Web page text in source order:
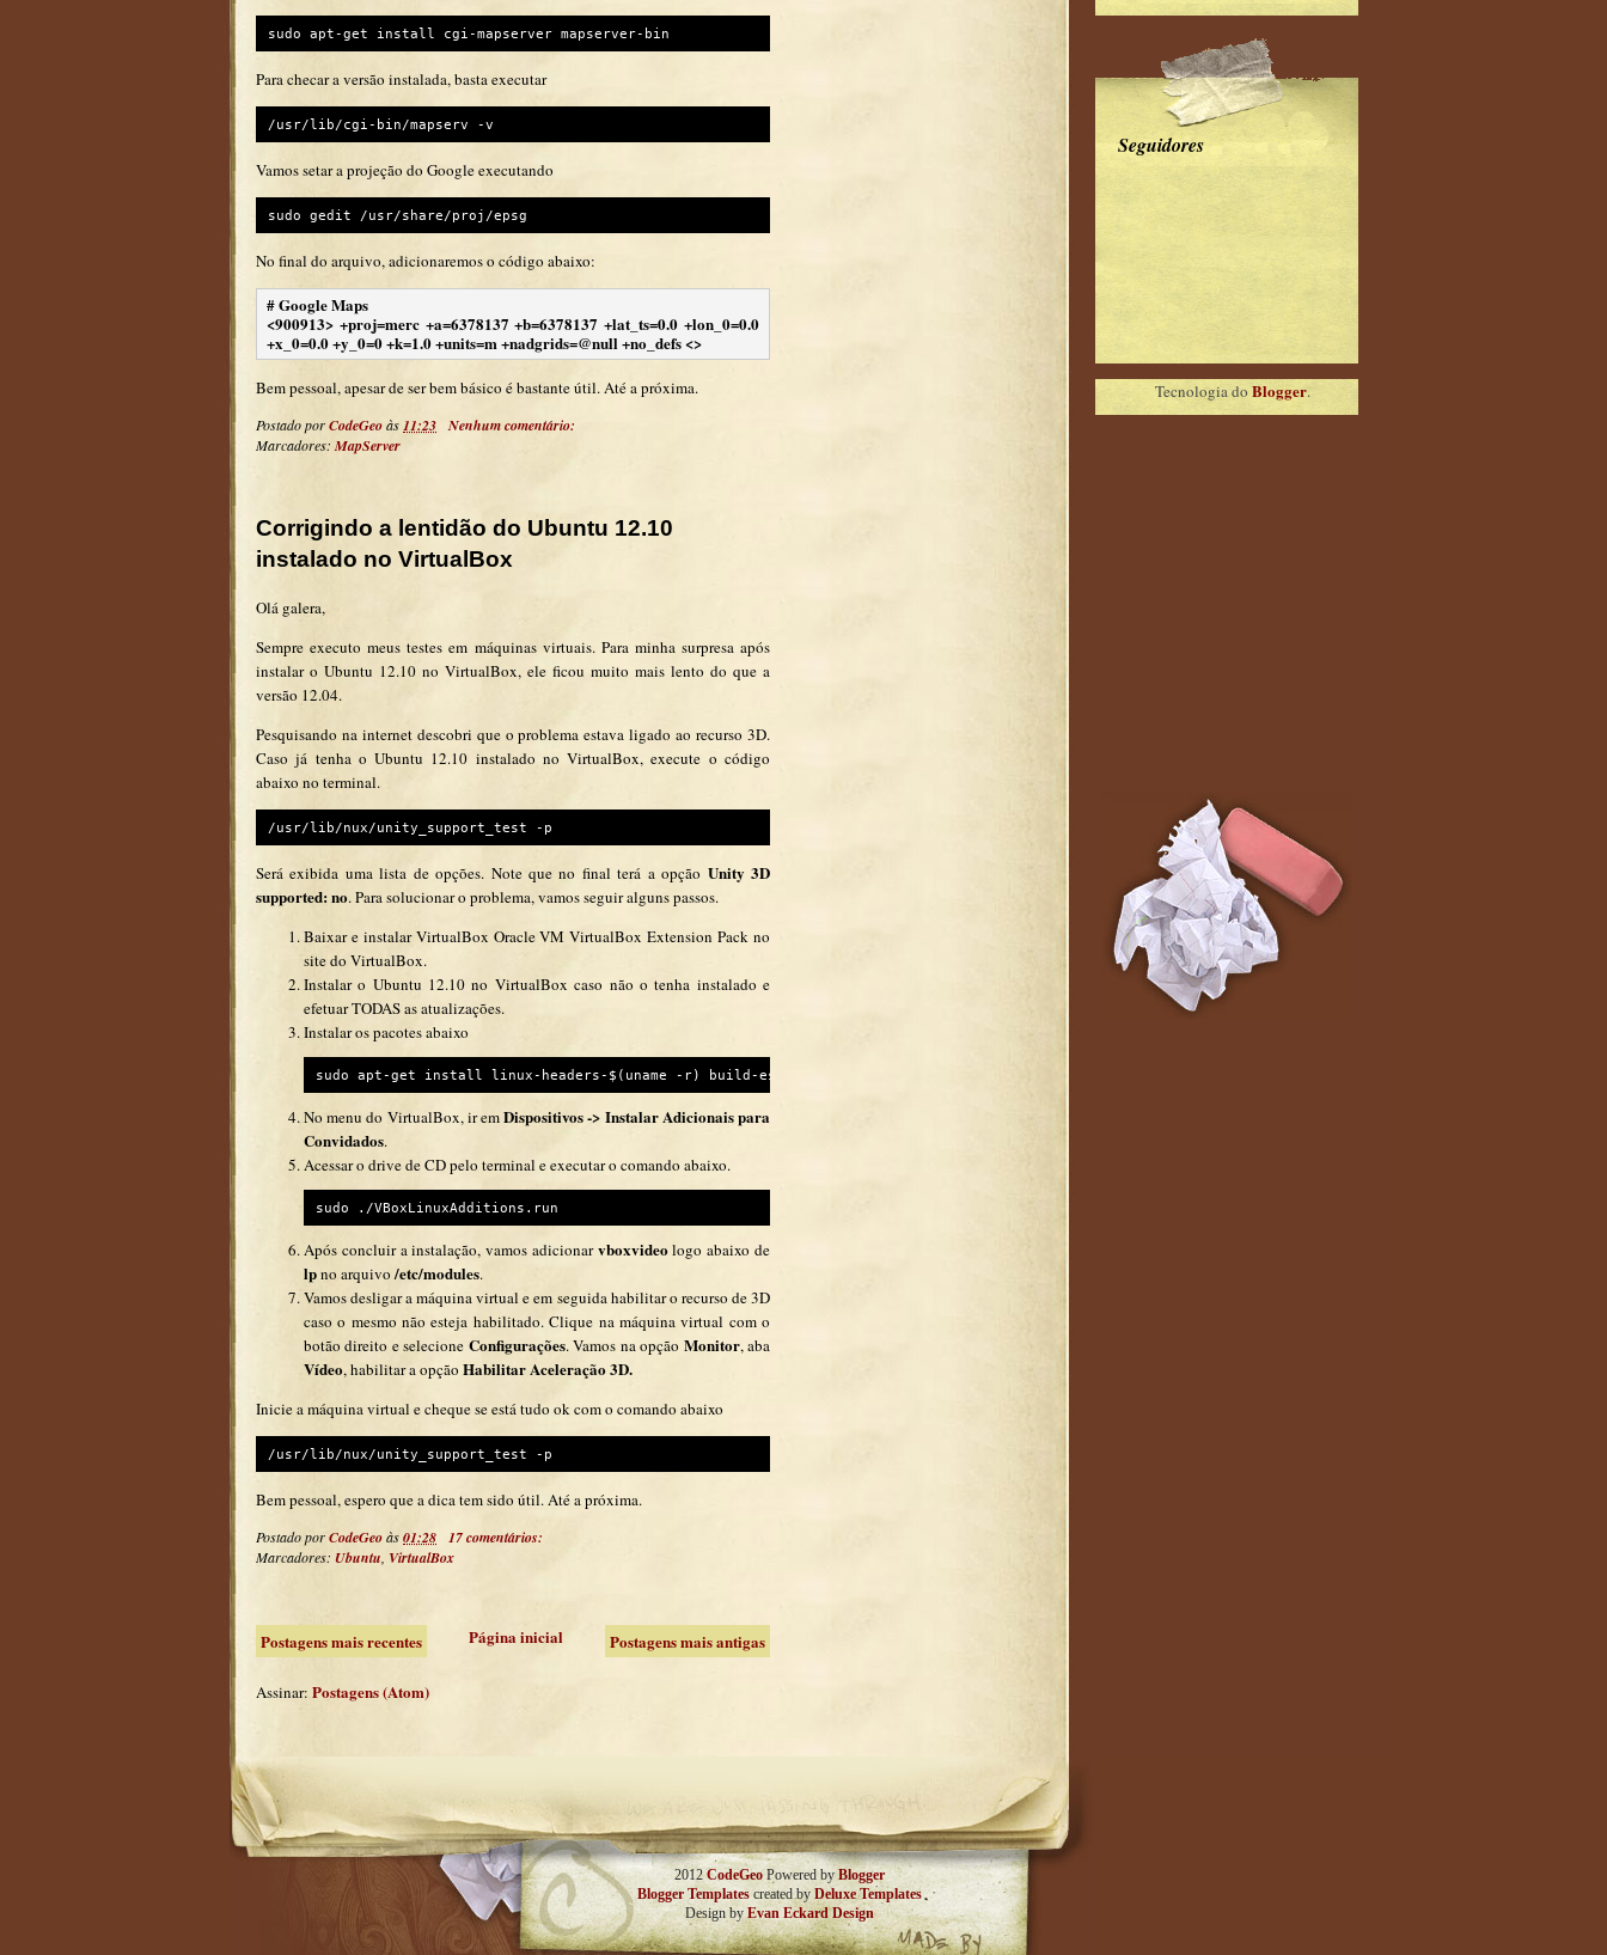
sudo apt-get install cgi-mapserver mapserver-bin
Para checar a versão instalada, basta executar
/usr/lib/cgi-bin/mapserv -v
Vamos setar a projeção do Google executando
sudo gedit /usr/share/proj/epsg
No final do arquivo, adicionaremos o código abaixo:
# Google Maps
<900913> +proj=merc +a=6378137 +b=6378137 +lat_ts=0.0 +lon_0=0.0
+x_0=0.0 +y_0=0 +k=1.0 +units=m +nadgrids=@null +no_defs <>
Bem pessoal, apesar de ser bem básico é bastante útil. Até a próxima.
Postado porCodeGeoàs11:23 Nenhum comentário:
Marcadores: MapServer
Corrigindo a lentidão do Ubuntu 12.10
instalado no VirtualBox
Olá galera,
Sempre executo meus testes em máquinas virtuais. Para minha surpresa após
instalar o Ubuntu 12.10 no VirtualBox, ele ficou muito mais lento do que a
versão 12.04.
Pesquisando na internet descobri que o problema estava ligado ao recurso 3D.
Caso já tenha o Ubuntu 12.10 instalado no VirtualBox, execute o código
abaixo no terminal.
/usr/lib/nux/unity_support_test -p
Será exibida uma lista de opções. Note que no final terá a opção Unity 3D
supported: no. Para solucionar o problema, vamos seguir alguns passos.
Baixar e instalar VirtualBox Oracle VM VirtualBox Extension Pack no
site do VirtualBox.
Instalar o Ubuntu 12.10 no VirtualBox caso não o tenha instalado e
efetuar TODAS as atualizações.
Instalar os pacotes abaixo
sudo apt-get install linux-headers-$(uname -r) build-essential
No menu do VirtualBox, ir emDispositivos -> Instalar Adicionais para
Convidados.
Acessar o drive de CD pelo terminal e executar o comando abaixo.
sudo ./VBoxLinuxAdditions.run
Após concluir a instalação, vamos adicionarvboxvideologo abaixo de
lpno arquivo/etc/modules.
Vamos desligar a máquina virtual e em seguida habilitar o recurso de 3D
caso o mesmo não esteja habilitado. Clique na máquina virtual com o
botão direito e selecione Configurações. Vamos na opção Monitor, aba
Vídeo, habilitar a opção Habilitar Aceleração 3D.
Inicie a máquina virtual e cheque se está tudo ok com o comando abaixo
/usr/lib/nux/unity_support_test -p
Bem pessoal, espero que a dica tem sido útil. Até a próxima.
Postado porCodeGeoàs01:28 17 comentários:
Marcadores: Ubuntu, VirtualBox
Postagens mais recentes Postagens mais antigas
Página inicial
Assinar: Postagens (Atom)
Seguidores
Tecnologia do Blogger.
2012CodeGeo Powered byBlogger
Blogger Templates created by Deluxe Templates
Design by Evan Eckard Design